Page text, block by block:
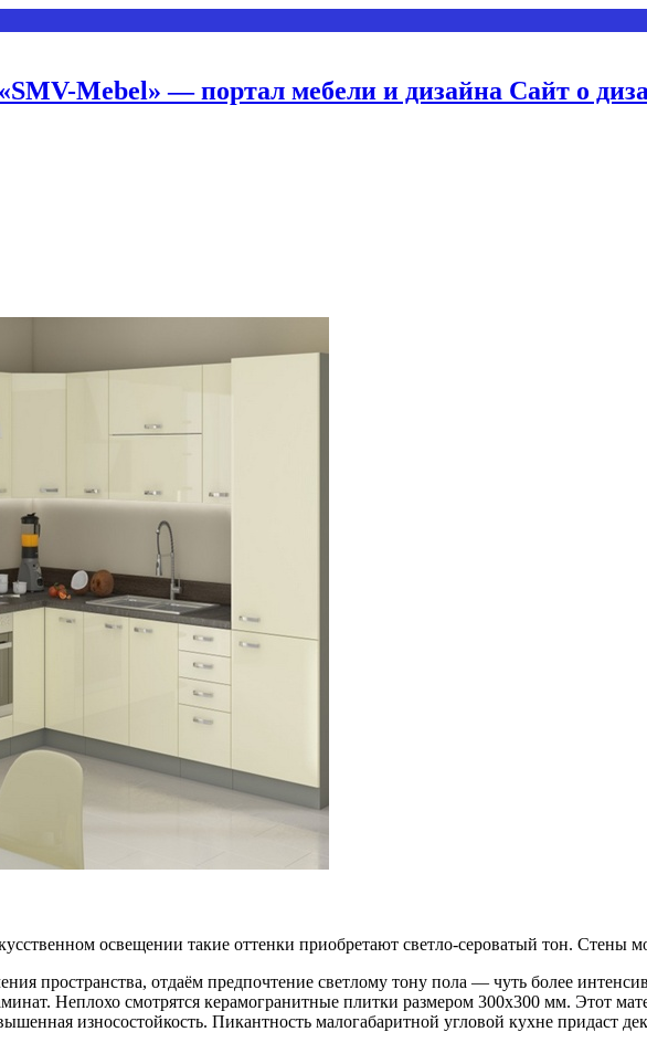
«SMV-Mebel» — портал мебели и дизайна Сайт о
освещении такие оттенки приобретают светло-сероватый тон. Стены
пространства, отдаём предпочтение светлому тону пола — чуть более
Неплохо смотрятся керамогранитные плитки размером 300х300 мм. Этот
износостойкость. Пикантность малогабаритной угловой кухне придаст